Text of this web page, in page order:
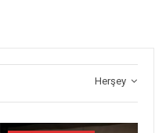
Herşey